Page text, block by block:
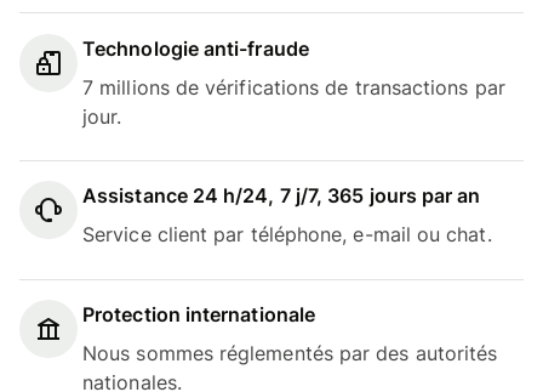
Technologie anti-fraude
7 millions de vérifications de transactions par
jour.
Assistance 24 h/24, 7 j/7, 365 jours par an
Service client par téléphone, e-mail ou chat.
Protection internationale
Nous sommes réglementés par des autorités
nationales.